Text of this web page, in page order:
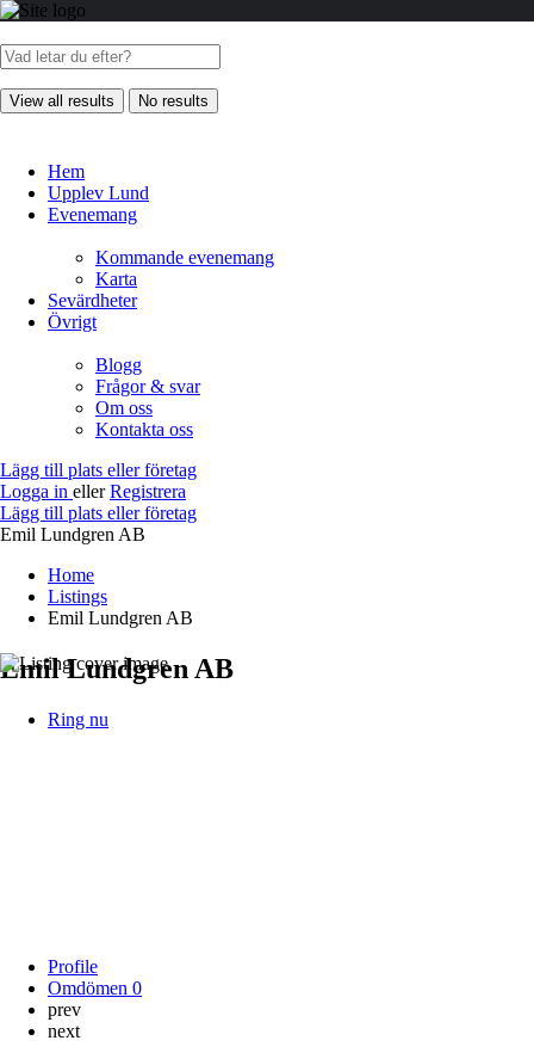
View all results No results
Hem
Upplev Lund
Evenemang
Kommande evenemang
Karta
Sevärdheter
Övrigt
Blogg
Frågor & svar
Om oss
Kontakta oss
Lägg till plats eller företag
Logga in eller Registrera
Lägg till plats eller företag
Emil Lundgren AB
Home
Listings
Emil Lundgren AB
Emil Lundgren AB
Ring nu
Profile
Omdömen 0
prev
next